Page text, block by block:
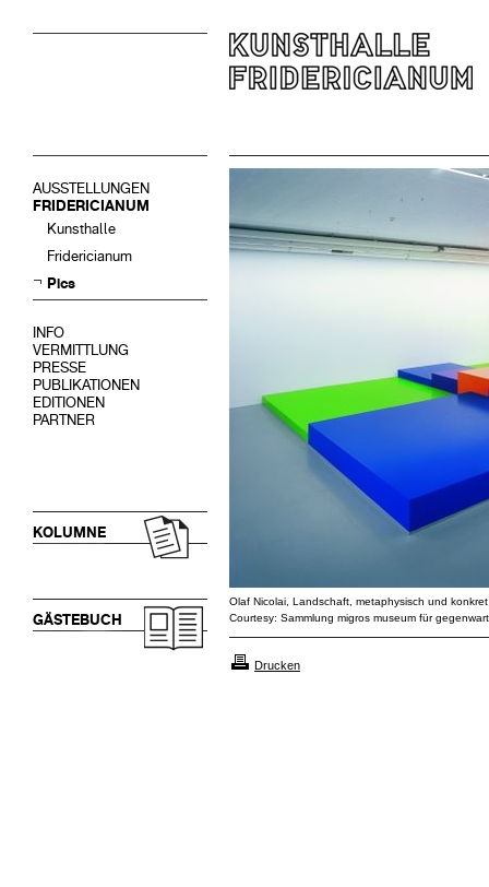
AUSSTELLUNGEN
FRIDERICIANUM
Kunsthalle
Fridericianum
Pics
INFO
VERMITTLUNG
PRESSE
PUBLIKATIONEN
EDITIONEN
PARTNER
KOLUMNE
GÄSTEBUCH
Olaf Nicolai, Landschaft, metaphysisch und
Courtesy: Sammlung migros museum für
Drucken